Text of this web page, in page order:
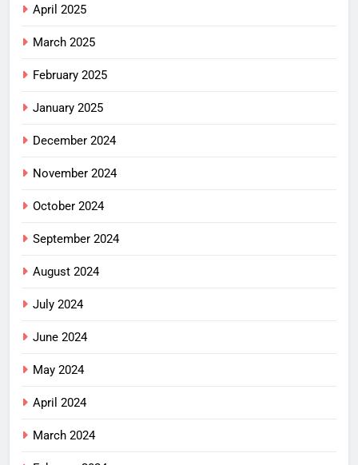
April 2025
March 2025
February 2025
January 2025
December 2024
November 2024
October 2024
September 2024
August 2024
July 2024
June 2024
May 2024
April 2024
March 2024